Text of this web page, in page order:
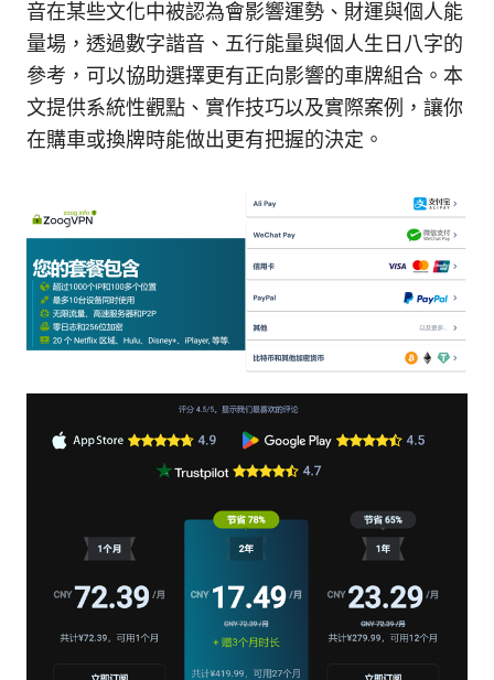
音在某些文化中被認為會影響運勢、財運與個人能
量場，透過數字諧音、五行能量與個人生日八字的
參考，可以協助選擇更有正向影響的車牌組合。本
文提供系統性觀點、實作技巧以及實際案例，讓你
在購車或換牌時能做出更有把握的決定。